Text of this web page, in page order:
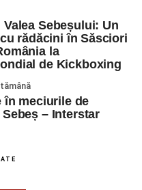
Sebeșului: Un
rădăcini în Săsciori
la
de Kickboxing
în meciurile de
– Interstar